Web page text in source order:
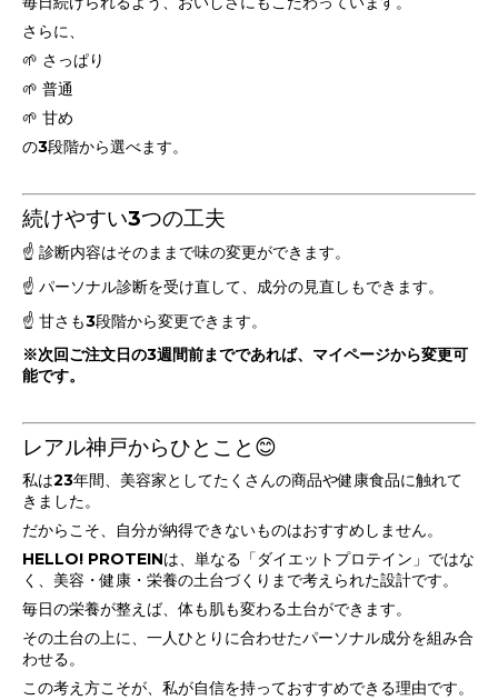
さらに、
🌱 さっぱり
🌱 普通
🌱 甘め
の3段階から選べます。
続けやすい3つの工夫
☝️ 診断内容はそのままで味の変更ができます。
☝️ パーソナル診断を受け直して、成分の見直しもできます。
☝️ 甘さも3段階から変更できます。
※次回ご注文日の3週間前までであれば、マイページから変更可
能です。
レアル神戸からひとこと😊
私は23年間、美容家としてたくさんの商品や健康食品に触れて
きました。
だからこそ、自分が納得できないものはおすすめしません。
HELLO! PROTEINは、単なる「ダイエットプロテイン」ではな
く、美容・健康・栄養の土台づくりまで考えられた設計です。
毎日の栄養が整えば、体も肌も変わる土台ができます。
その土台の上に、一人ひとりに合わせたパーソナル成分を組み合
わせる。
この考え方こそが、私が自信を持っておすすめできる理由です。